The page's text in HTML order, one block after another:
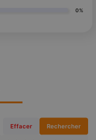
0%
Effacer Rechercher